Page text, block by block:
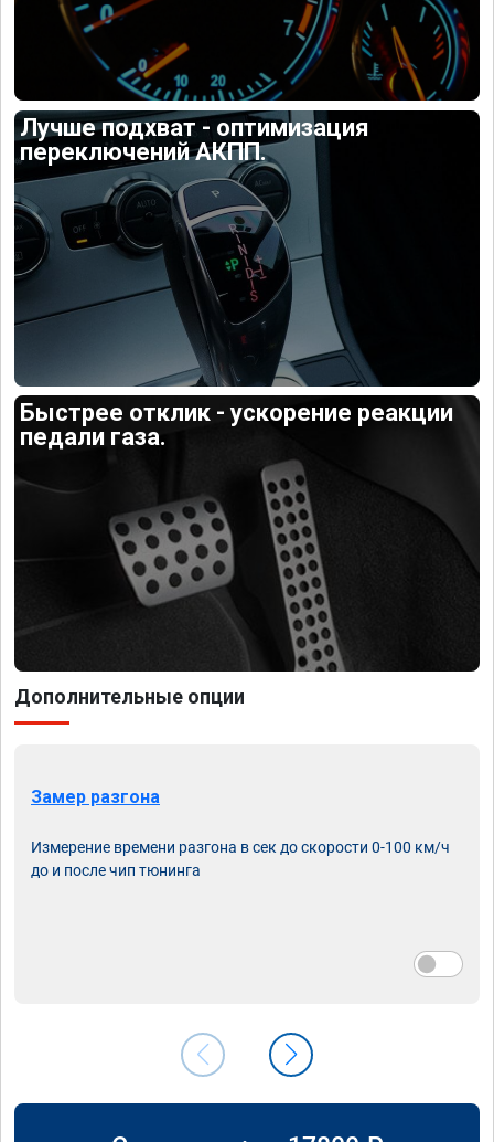
Лучше подхват - оптимизация
переключений АКПП.
Быстрее отклик - ускорение реакции
педали газа.
Дополнительные опции
Замер разгона
Измерение времени разгона в сек до скорости 0-100 км/ч
до и после чип тюнинга